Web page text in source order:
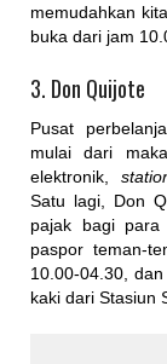
memudahkan
buka dari jam
3. Don Quijote
Pusat
mulai dari
elektronik,
Satu lagi, Don
pajak bagi para
paspor teman-
10.00-04.30,
kaki dari Stasiun